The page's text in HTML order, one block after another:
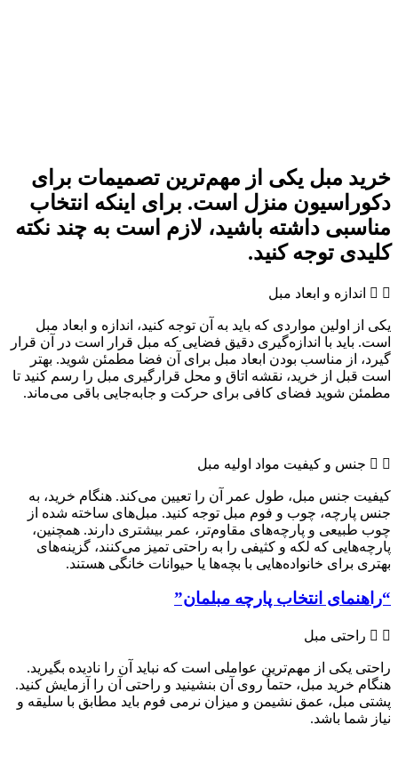
خرید مبل یکی از مهم‌ترین تصمیمات برای
دکوراسیون منزل است. برای اینکه انتخاب
مناسبی داشته باشید، لازم است به چند نکته
کلیدی توجه کنید.
اندازه و ابعاد مبل
یکی از اولین مواردی که باید به آن توجه کنید، اندازه و ابعاد مبل
است. باید با اندازه‌گیری دقیق فضایی که مبل قرار است در آن قرار
گیرد، از مناسب بودن ابعاد مبل برای آن فضا مطمئن شوید. بهتر
است قبل از خرید، نقشه اتاق و محل قرارگیری مبل را رسم کنید تا
مطمئن شوید فضای کافی برای حرکت و جا‌به‌جایی باقی می‌ماند.
جنس و کیفیت مواد اولیه مبل
کیفیت جنس مبل، طول عمر آن را تعیین می‌کند. هنگام خرید، به
جنس پارچه، چوب و فوم مبل توجه کنید. مبل‌های ساخته شده از
چوب طبیعی و پارچه‌های مقاوم‌تر، عمر بیشتری دارند. همچنین،
پارچه‌هایی که لکه و کثیفی را به راحتی تمیز می‌کنند، گزینه‌های
بهتری برای خانواده‌هایی با بچه‌ها یا حیوانات خانگی هستند.
“راهنمای انتخاب پارچه مبلمان”
راحتی مبل
راحتی یکی از مهم‌ترین عواملی است که نباید آن را نادیده بگیرید.
هنگام خرید مبل، حتماً روی آن بنشینید و راحتی آن را آزمایش کنید.
پشتی مبل، عمق نشیمن و میزان نرمی فوم باید مطابق با سلیقه و
نیاز شما باشد.